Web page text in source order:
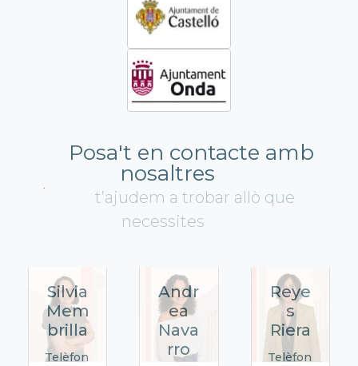
Posa't en contacte amb
nosaltres
t’ajudem a trobar allò que
necessites
Silvia
Mem
brilla
Telèfon
Andr
ea
Nava
rro
Reye
s
Riera
Telèfon